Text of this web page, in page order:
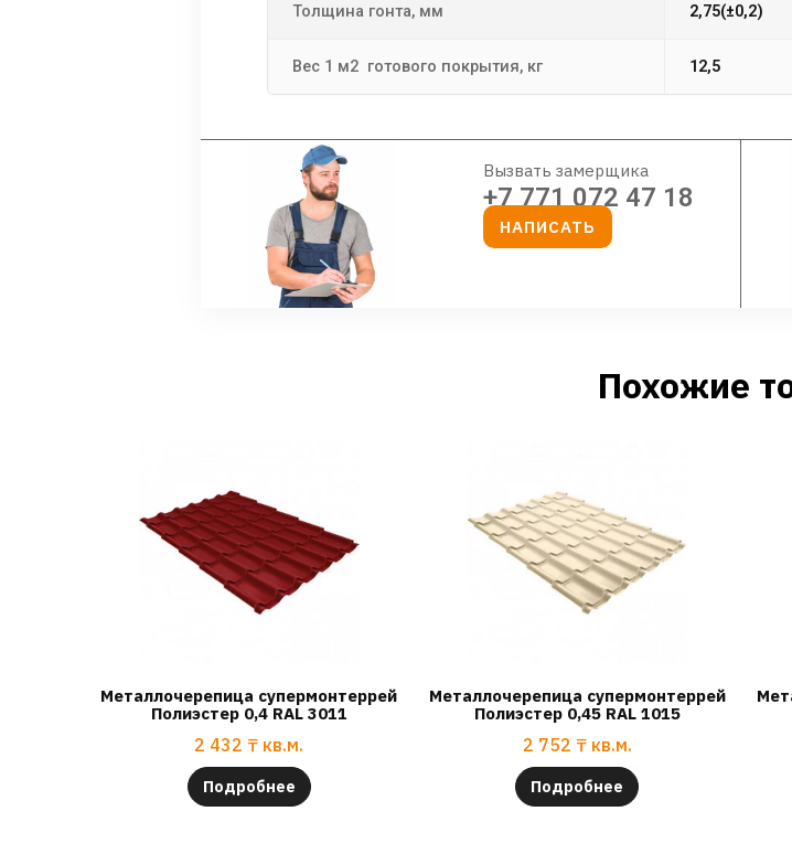
Толщина гонта, мм 2,75(±0,2)
Вес 1 м2 готового покрытия, кг 12,5
Вызвать замерщика
+7 771 072 47 18
НАПИСАТЬ
Похожие
Металлочерепица супермонтеррей
Полиэстер 0,4 RAL 3011
2 432 ₸ кв.м.
Подробнее
Металлочерепица супермонтеррей
Полиэстер 0,45 RAL 1015
2 752 ₸ кв.м.
Подробнее